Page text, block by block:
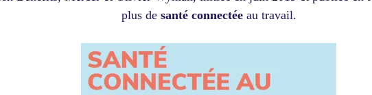
plus de santé connectéeau travail.